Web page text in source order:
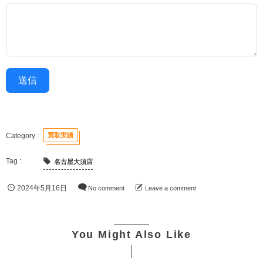
送信
買取実績
名古屋大須店
2024年5月16日 No comment Leave a comment
You Might Also Like